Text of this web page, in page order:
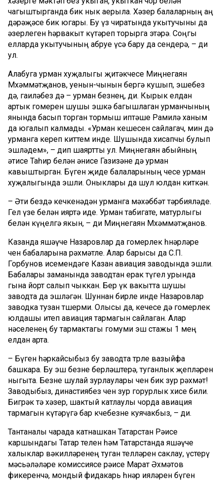
чагыштырганда бик нык аерыла. Хәзер балаларның аң
дәрәҗәсе бик югары. Бу үз чиратында укытучыны да
әзерлеген һәрвакыт күтәреп торырга этәрә. Соңгы
елларда укытучының абруе үсә бару да сөендерә, – ди
ул.
Алабуга урман хуҗалыгы җитәкчесе Миңнегаян
Мөхәммәтҗанов, уенын-чынын бергә кушып, эшебез
дә, гаиләбез дә – урман безнең, ди. Кырык елдан
артык гомерен шушы эшкә багышлаган урманчының
янында басып торган тормыш иптәше Рамилә ханым
да югалып калмады. «Урман кешесен сайлагач, мин дә
урманга кереп киттем инде. Шушында хисапчы булып
эшләдем», – дип шаяртты ул. Миңнегаян абыйның
әтисе Таһир белән әнисе Газизәне дә урман
кавыштырган. Бүген җиде балаларының өчесе урман
хуҗалыгында эшли. Оныклары да шул юлдан киткән.
– Әти бездә кечкенәдән урманга мәхәббәт тәрбияләде.
Гел үзе белән ияртә иде. Урман табигате, матурлыгы
белән күңелгә якын, – ди Миңнегаян Мөхәммәтҗанов.
Казанда яшәүче Назаровлар да гомерлек һөнәрләре
өчен бабаларына рәхмәтле. Алар барысы да С.П.
Горбунов исемендәге Казан авиация заводында эшли.
Бабалары заманында заводтан ерак түгел урында
гына йорт салып чыккан. Бер үк вакытта шушы
заводта да эшләгән. Шуннан бирле инде Назаровлар
заводка тузан төшерми. Олысы да, кечесе дә гомерлек
юлдашы итеп авиация тармагын сайлаган. Алар
нәселенең бу тармактагы гомуми эш стажы 1 мең
елдан арта.
– Бүген һәркайсыбыз бу заводта төрле вазыйфа
башкара. Бу эш безне берләштерә, туганлык җепләрен
ныгыта. Безне шулай зурлаулары өчен бик зур рәхмәт!
Заводыбыз, династиябез өчен зур горурлык хисе били.
Бигрәк тә хәзер, шактый катлаулы чорда авиация
тармагын күтәрүгә бар көчебезне куячакбыз, – ди.
Тантаналы чарада катнашкан Татарстан Рәисе
каршындагы Татар телен һәм Татарстанда яшәүче
халыклар вәкилләренең туган телләрен саклау, үстерү
мәсьәләләре комиссиясе рәисе Марат Әхмәтов
фикеренчә, мондый фидакарь һөнәр ияләрен бүген